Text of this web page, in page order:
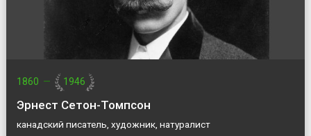
1860 — 1946
Эрнест Сетон-Томпсон
канадский писатель, художник, натуралист